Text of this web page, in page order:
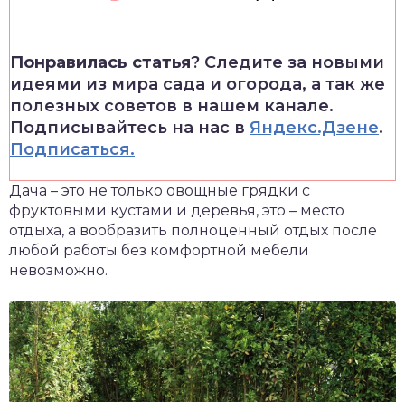
Понравилась статья? Следите за новыми
идеями из мира сада и огорода, а так же
полезных советов в нашем канале.
Подписывайтесь на нас в Яндекс.Дзене.
Подписаться.
Дача – это не только овощные грядки с
фруктовыми кустами и деревья, это – место
отдыха, а вообразить полноценный отдых после
любой работы без комфортной мебели
невозможно.